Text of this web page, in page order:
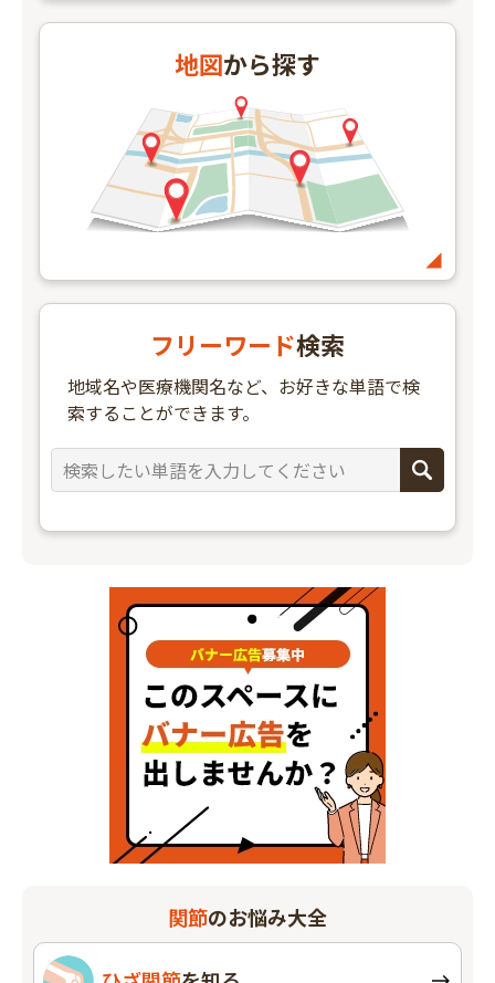
地図から探す
フリーワード検索
地域名や医療機関名など、お好きな単語で検
索することができます。
関節のお悩み大全